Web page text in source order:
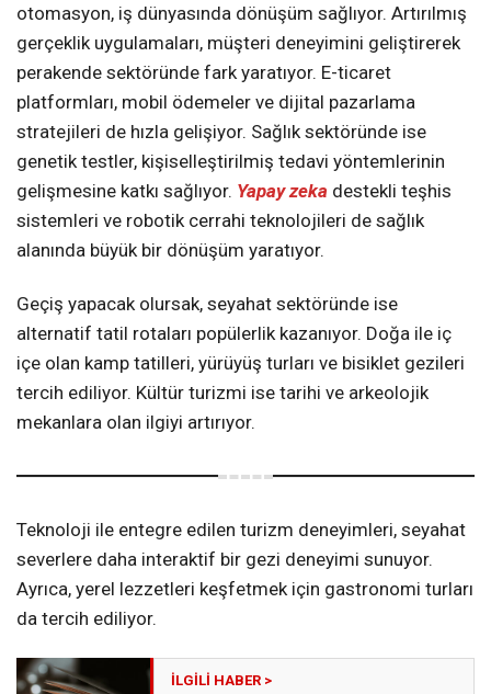
otomasyon, iş dünyasında dönüşüm sağlıyor. Artırılmış
gerçeklik uygulamaları, müşteri deneyimini geliştirerek
perakende sektöründe fark yaratıyor. E-ticaret
platformları, mobil ödemeler ve dijital pazarlama
stratejileri de hızla gelişiyor. Sağlık sektöründe ise
genetik testler, kişiselleştirilmiş tedavi yöntemlerinin
gelişmesine katkı sağlıyor. Yapay zeka destekli teşhis
sistemleri ve robotik cerrahi teknolojileri de sağlık
alanında büyük bir dönüşüm yaratıyor.
Geçiş yapacak olursak, seyahat sektöründe ise
alternatif tatil rotaları popülerlik kazanıyor. Doğa ile iç
içe olan kamp tatilleri, yürüyüş turları ve bisiklet gezileri
tercih ediliyor. Kültür turizmi ise tarihi ve arkeolojik
mekanlara olan ilgiyi artırıyor.
Teknoloji ile entegre edilen turizm deneyimleri, seyahat
severlere daha interaktif bir gezi deneyimi sunuyor.
Ayrıca, yerel lezzetleri keşfetmek için gastronomi turları
da tercih ediliyor.